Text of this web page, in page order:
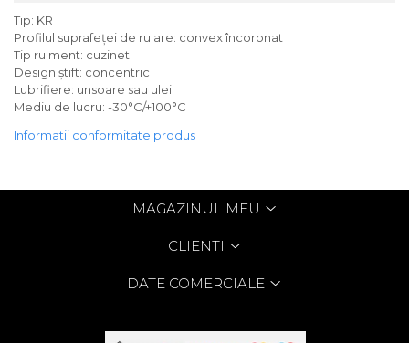
Tip: KR
Profilul suprafeței de rulare: convex încoronat
Tip rulment: cuzinet
Design ştift: concentric
Lubrifiere: unsoare sau ulei
Mediu de lucru: -30°C/+100°C
Informatii conformitate produs
MAGAZINUL MEU
CLIENTI
DATE COMERCIALE